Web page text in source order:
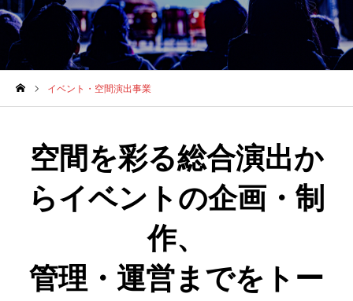
イベント・空間演出事業
空間を彩る総合演出か
らイベントの企画・制
作、
管理・運営までをトー